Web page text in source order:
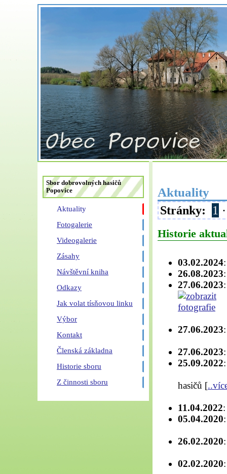
Sbor dobrovolných hasičů
Popovice
Aktuality
Fotogalerie
Videogalerie
Zásahy
Návštěvní kniha
Odkazy
Jak volat tísňovou linku
Výbor
Kontakt
Členská základna
Historie sboru
Z činnosti sboru
Aktuality
Stránky: 1
Historie
03.02.2024
26.08.2023
27.06.2023
27.06.2023
27.06.2023
25.09.2022
hasičů [
11.04.2022
05.04.2020
26.02.2020
02.02.2020